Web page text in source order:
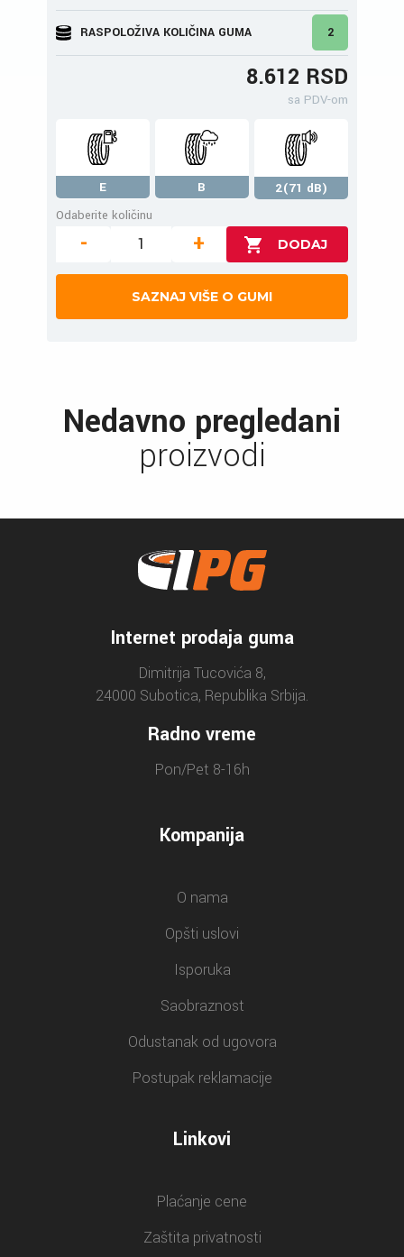
RASPOLOŽIVA KOLIČINA GUMA 2
8.612 RSD
sa PDV-om
E B
2(71 dB)
Odaberite količinu
- +
SAZNAJ VIŠE O GUMI
Nedavno pregledani
proizvodi
Internet prodaja guma
Dimitrija Tucovića 8,
24000 Subotica, Republika Srbija.
Radno vreme
Pon/Pet 8-16h
Kompanija
O nama
Opšti uslovi
Isporuka
Saobraznost
Odustanak od ugovora
Postupak reklamacije
Linkovi
Plaćanje cene
Zaštita privatnosti